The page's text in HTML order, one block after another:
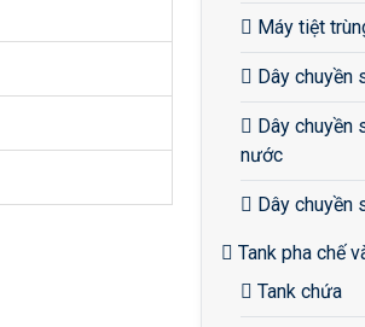
Máy tiệt
Dây chuyền
Dây chuyền
nước
Dây chuyền
Tank pha chế
Tank chứa